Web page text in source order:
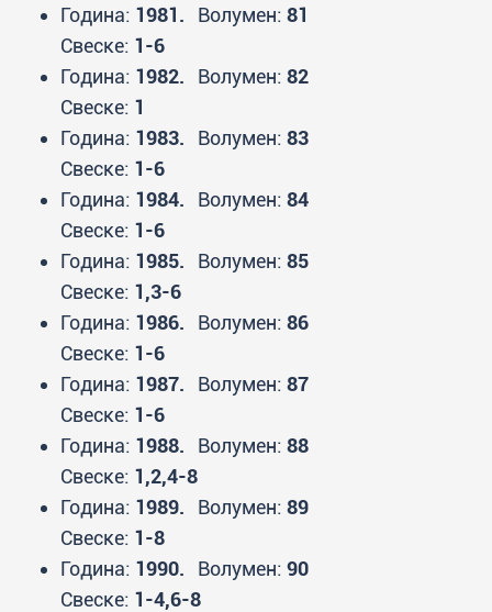
Година: 1981. Волумен: 81
Свеске: 1-6
Година: 1982. Волумен: 82
Свеске: 1
Година: 1983. Волумен: 83
Свеске: 1-6
Година: 1984. Волумен: 84
Свеске: 1-6
Година: 1985. Волумен: 85
Свеске: 1,3-6
Година: 1986. Волумен: 86
Свеске: 1-6
Година: 1987. Волумен: 87
Свеске: 1-6
Година: 1988. Волумен: 88
Свеске: 1,2,4-8
Година: 1989. Волумен: 89
Свеске: 1-8
Година: 1990. Волумен: 90
Свеске: 1-4,6-8